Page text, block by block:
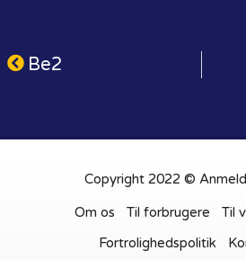
Be2
Copyright 2022 ©
Om os Til forbrugere
Til
Fortrolighedspolitik